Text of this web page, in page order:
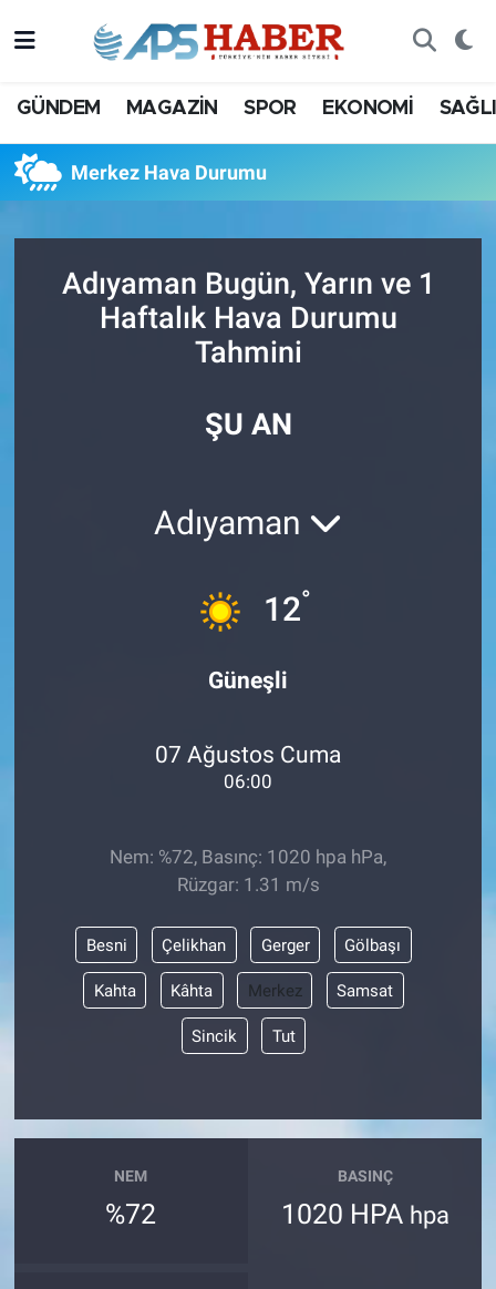
GÜNDEM MAGAZİN SPOR EKONOMİ
Merkez Hava Durumu
Adıyaman Bugün, Yarın ve 1
Haftalık Hava Durumu
Tahmini
ŞU AN
Adıyaman
12°
Güneşli
07 Ağustos Cuma
06:00
Nem: %72, Basınç: 1020 hpa hPa,
Rüzgar: 1.31 m/s
Besni Çelikhan Gerger Gölbaşı
Kahta Kâhta Merkez Samsat
Sincik Tut
NEM
%72
BASINÇ
1020 HPA hpa